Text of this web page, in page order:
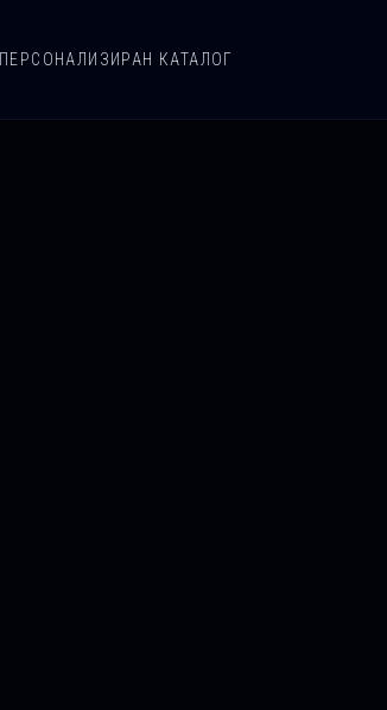
ПЕРСОНАЛИЗИРАН КАТАЛОГ